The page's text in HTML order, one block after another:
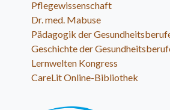
Pflegewissenschaft
Dr. med. Mabuse
Pädagogik der
Geschichte der
Lernwelten Kongress
CareLit Online-Bibliothek